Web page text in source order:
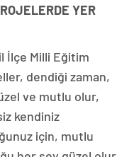
YER
İlçe Milli Eğitim
dendiği zaman,
ve mutlu olur,
kendiniz
için, mutlu